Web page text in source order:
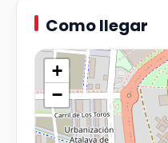
Como llegar
+
−